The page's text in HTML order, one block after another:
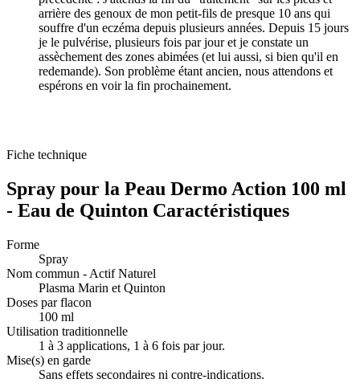
arrière des genoux de mon petit-fils de presque 10 ans qui
souffre d'un eczéma depuis plusieurs années. Depuis 15 jours
je le pulvérise, plusieurs fois par jour et je constate un
assèchement des zones abimées (et lui aussi, si bien qu'il en
redemande). Son problème étant ancien, nous attendons et
espérons en voir la fin prochainement.
Fiche technique
Spray pour la Peau Dermo Action 100 ml
- Eau de Quinton Caractéristiques
Forme
Spray
Nom commun - Actif Naturel
Plasma Marin et Quinton
Doses par flacon
100 ml
Utilisation traditionnelle
1 à 3 applications, 1 à 6 fois par jour.
Mise(s) en garde
Sans effets secondaires ni contre-indications.